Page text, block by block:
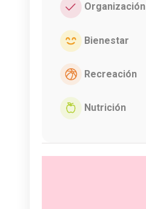
Organización
Bienestar
Recreación
Nutrición